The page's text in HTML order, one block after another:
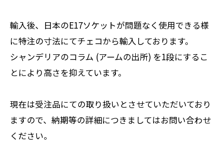
輸入後、日本のE17ソケットが問題なく使用できる様
に特注の寸法にてチェコから輸入しております。
シャンデリアのコラム (アームの出所) を1段にするこ
とにより高さを抑えています。
現在は受注品にての取り扱いとさせていただいており
ますので、納期等の詳細につきましてはお問い合わせ
ください。